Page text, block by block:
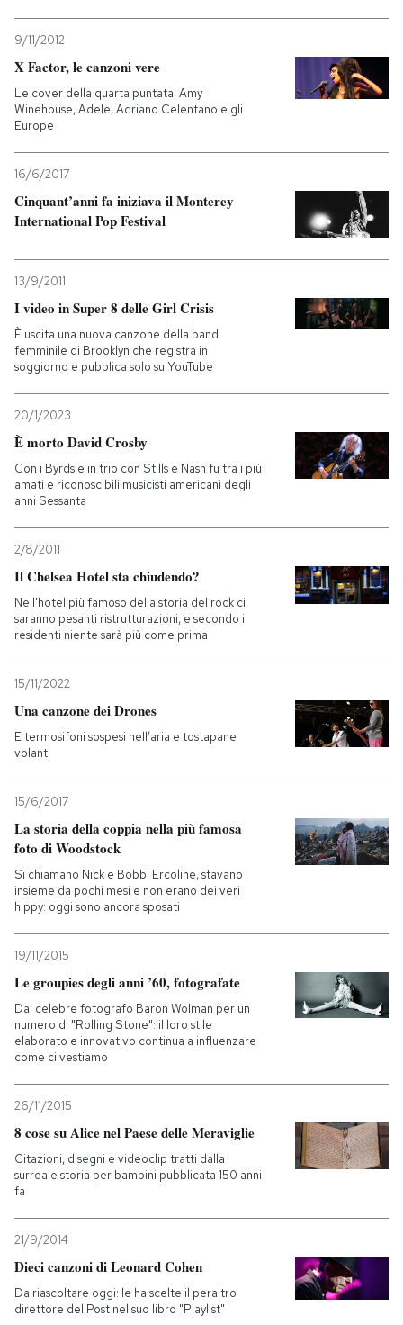
AREA PERSONALE
9/11/2012
X Factor, le canzoni vere
Le cover della quarta puntata: Amy
Winehouse, Adele, Adriano Celentano e gli
Europe
16/6/2017
Cinquant’anni fa iniziava il Monterey
International Pop Festival
13/9/2011
I video in Super 8 delle Girl Crisis
È uscita una nuova canzone della band
femminile di Brooklyn che registra in
soggiorno e pubblica solo su YouTube
20/1/2023
È morto David Crosby
Con i Byrds e in trio con Stills e Nash fu tra i più
amati e riconoscibili musicisti americani degli
anni Sessanta
2/8/2011
Il Chelsea Hotel sta chiudendo?
Nell'hotel più famoso della storia del rock ci
saranno pesanti ristrutturazioni, e secondo i
residenti niente sarà più come prima
15/11/2022
Una canzone dei Drones
E termosifoni sospesi nell’aria e tostapane
volanti
15/6/2017
La storia della coppia nella più famosa
foto di Woodstock
Si chiamano Nick e Bobbi Ercoline, stavano
insieme da pochi mesi e non erano dei veri
hippy: oggi sono ancora sposati
19/11/2015
Le groupies degli anni ’60, fotografate
Dal celebre fotografo Baron Wolman per un
numero di "Rolling Stone": il loro stile
elaborato e innovativo continua a influenzare
come ci vestiamo
26/11/2015
8 cose su Alice nel Paese delle Meraviglie
Citazioni, disegni e videoclip tratti dalla
surreale storia per bambini pubblicata 150 anni
fa
21/9/2014
Dieci canzoni di Leonard Cohen
Da riascoltare oggi: le ha scelte il peraltro
direttore del Post nel suo libro "Playlist"